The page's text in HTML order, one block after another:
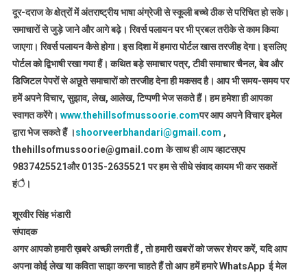
दूर-दराज के क्षेत्रों में अंतराष्ट्रीय भाषा अंग्रेजी से स्कूली बच्चे ठीक से परिचित हो सके।
समाचारों से जुड़े जाने और आगे बढ़े। रिवर्स पलायन पर भी प्रबल तरीके से काम किया
जाएगा। रिवर्स पलायन कैसे होगा। इस दिशा में हमारा पोर्टल खास तरजीह देगा। इसलिए
पोर्टल को द्विभाषी रखा गया हैं। कथित बड़े समाचार पत्र, टीवी समाचार चैनल, बेव और
डिजिटल पेपरों से अछूते समाचारों को तरजीह देना ही मकसद है। आप भी समय-समय पर
हमें अपने विचार, सुझाव, लेख, आलेख, टिप्पणी भेज सकते हैं। हम हमेशा ही आपका
स्वागत करेंगे। www.thehillsofmussoorie.comपर आप अपने विचार इमेल
द्वारा भेज सकते हैं ।shoorveerbhandari@gmail.com ,
thehillsofmussoorie@gmail.com के साथ ही आप व्हाटसएप
9837425521और 0135-2635521 पर हम से सीधे संवाद कायम भी कर सकतें
हंै।
शूरवीर सिंह भंडारी
संपादक
अगर आपको हमारी ख़बरे अच्छी लगती हैं , तो हमारी खबरों को जरूर शेयर करें, यदि आप
अपना कोई लेख या कविता साझा करना चाहते हैं तो आप हमें हमारे WhatsApp ई मेल